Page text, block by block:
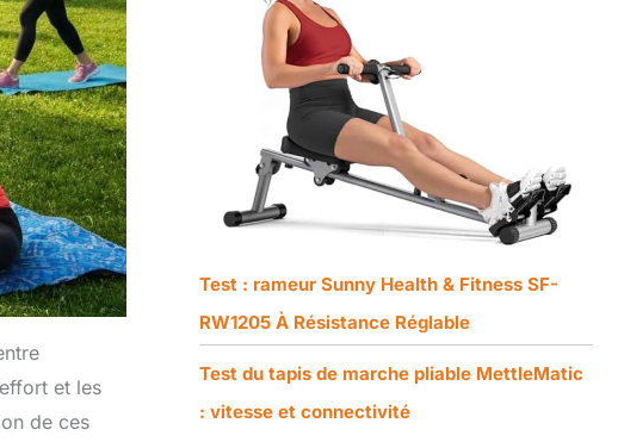
et les
de ces
Test : rameur Sunny Health & Fitness SF-
RW1205 À Résistance Réglable
Test du tapis de marche pliable MettleMatic
: vitesse et connectivité